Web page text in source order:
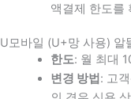
액결제 한도를
U모바일 (U+망 사용) 알
한도: 월 최대
변경 방법 : 고